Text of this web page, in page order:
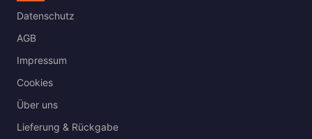
Datenschutz
AGB
Impressum
Cookies
Über uns
Lieferung & Rückgabe